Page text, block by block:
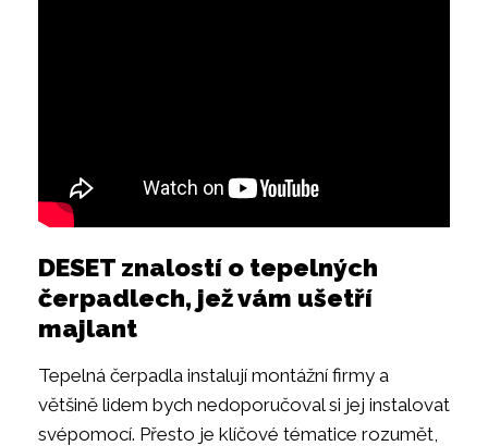
DESET znalostí o tepelných
čerpadlech, jež vám ušetří
majlant
Tepelná čerpadla instalují montážní firmy a
většině lidem bych nedoporučoval si jej instalovat
svépomocí. Přesto je klíčové tématice rozumět,